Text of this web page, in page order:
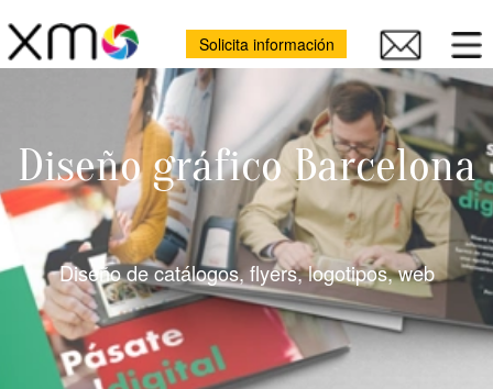
Solicita información
Diseño gráfico Barcelona
Diseño de catálogos, flyers, logotipos, web